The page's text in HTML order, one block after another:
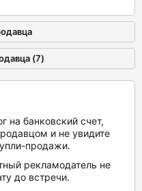
(7)
на банковский счет,
и не увидите
продажи.
рекламодатель не
до встречи.